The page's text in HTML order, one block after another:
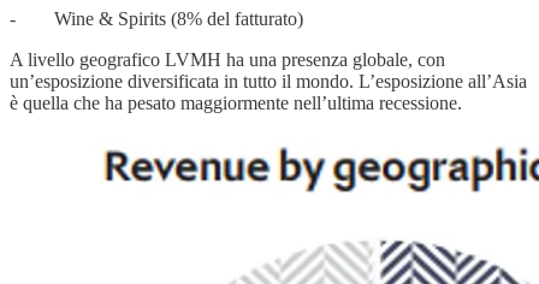
- Wine & Spirits (8% del fatturato)
A livello geografico LVMH ha una presenza globale, con
un’esposizione diversificata in tutto il mondo. L’esposizione all’Asia
è quella che ha pesato maggiormente nell’ultima recessione.